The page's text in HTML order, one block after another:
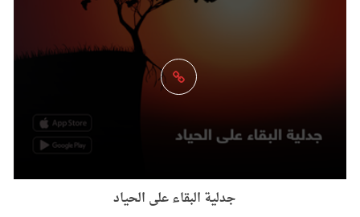
جدلية البقاء على الحياد